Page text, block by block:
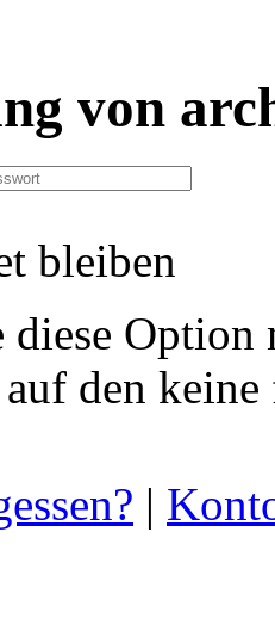
von
bleiben
diese
den
|